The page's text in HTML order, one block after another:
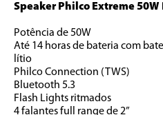
Speaker Philco Extreme 50W
Potência de 50W
Até 14 horas de bateria com
lítio
Philco Connection (TWS)
Bluetooth 5.3
Flash Lights ritmados
4 falantes full range de 2”